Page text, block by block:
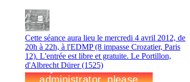
Cette séance aura lieu le mercredi 4 avril 2012, de
20h à 22h, à l'EDMP (8 impasse Crozatier, Paris
12). L'entrée est libre et gratuite. Le Portillon,
d'Albrecht Dürer (1525)